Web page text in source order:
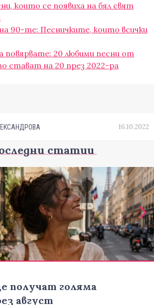
които се появиха на бял свят
90-те: Песничките, които всички
повярвате: 20 любими песни от
стават на 20 през 2022-ра
16.10.2022
статии
получат голяма
август